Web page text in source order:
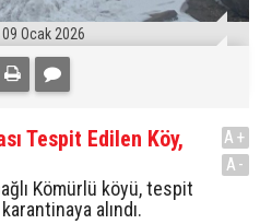
09 Ocak 2026
Tespit Edilen Köy,
Kömürlü köyü, tespit
alındı.
A+
A-